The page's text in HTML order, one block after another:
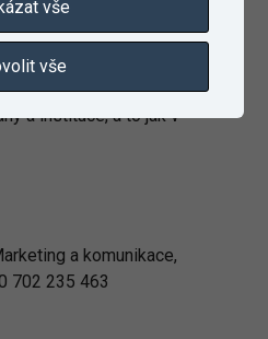
kolejových vozidel a
systémy a drážní dopravu,
provozovatelé dráhy i
a instituce, a to jak v
a komunikace,
702 235 463
vše
vše